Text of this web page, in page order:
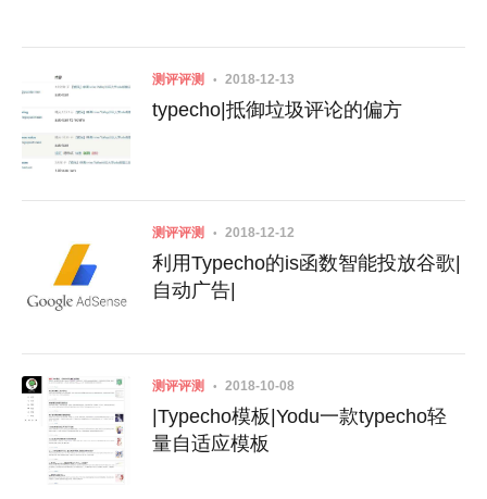
测评评测 2018-12-13
typecho|抵御垃圾评论的偏方
测评评测 2018-12-12
利用Typecho的is函数智能投放谷歌|
自动广告|
测评评测 2018-10-08
|Typecho模板|Yodu一款typecho轻
量自适应模板